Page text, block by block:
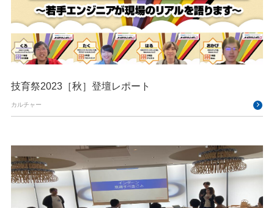
技育祭2023［秋］登壇レポート
カルチャー